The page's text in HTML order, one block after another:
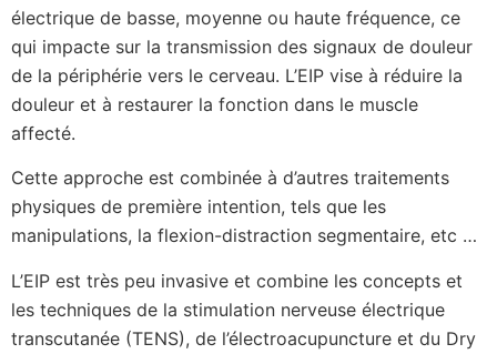
électrique de basse, moyenne ou haute fréquence, ce
qui impacte sur la transmission des signaux de douleur
de la périphérie vers le cerveau. L’EIP vise à réduire la
douleur et à restaurer la fonction dans le muscle
affecté.
Cette approche est combinée à d’autres traitements
physiques de première intention, tels que les
manipulations, la flexion-distraction segmentaire, etc …
L’EIP est très peu invasive et combine les concepts et
les techniques de la stimulation nerveuse électrique
transcutanée (TENS), de l’électroacupuncture et du Dry